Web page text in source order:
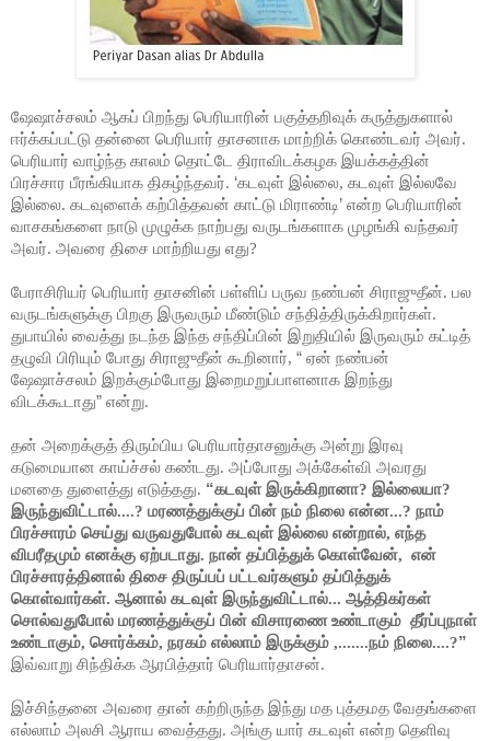
ஷேஷாச்சலம் ஆகப் பிறந்து பெரியாரின் பகுத்தறிவுக் கருத்துகளால்
ஈர்க்கப்பட்டு தன்னை பெரியார் தாசனாக மாற்றிக் கொண்டவர் அவர்.
பெரியார் வாழ்ந்த காலம் தொட்டே திராவிடக்கழக இயக்கத்தின்
பிரச்சார பீரங்கியாக திகழ்ந்தவர். ‘கடவுள் இல்லை, கடவுள் இல்லவே
இல்லை. கடவுளைக் கற்பித்தவன் காட்டு மிராண்டி’ என்ற பெரியாரின்
வாசகங்களை நாடு முழுக்க நாற்பது வருடங்களாக முழங்கி வந்தவர்
அவர். அவரை திசை மாற்றியது எது?
பேராசிரியர் பெரியார் தாசனின் பள்ளிப் பருவ நண்பன் சிராஜுதீன். பல
வருடங்களுக்கு பிறகு இருவரும் மீண்டும் சந்தித்திருக்கிறார்கள்.
துபாயில் வைத்து நடந்த இந்த சந்திப்பின் இறுதியில் இருவரும் கட்டித்
தழுவி பிரியும் போது சிராஜுதீன் கூறினார், “ ஏன் நண்பன்
ஷேஷாச்சலம் இறக்கும்போது இறைமறுப்பாளனாக இறந்து
விடக்கூடாது” என்று.
தன் அறைக்குத் திரும்பிய பெரியார்தாசனுக்கு அன்று இரவு
கடுமையான காய்ச்சல் கண்டது. அப்போது அக்கேள்வி அவரது
மனதை துளைத்து எடுத்தது. “கடவுள் இருக்கிறானா? இல்லையா?
இருந்துவிட்டால்....? மரணத்துக்குப் பின் நம் நிலை என்ன...? நாம்
பிரச்சாரம் செய்து வருவதுபோல் கடவுள் இல்லை என்றால், எந்த
விபரீதமும் எனக்கு ஏற்படாது. நான் தப்பித்துக் கொள்வேன், என்
பிரச்சாரத்தினால் திசை திருப்பப் பட்டவர்களும் தப்பித்துக்
கொள்வார்கள். ஆனால் கடவுள் இருந்துவிட்டால்... ஆத்திகர்கள்
சொல்வதுபோல் மரணத்துக்குப் பின் விசாரணை உண்டாகும் தீர்ப்புநாள்
உண்டாகும், சொர்க்கம், நரகம் எல்லாம் இருக்கும் ,.......நம் நிலை....?”
இவ்வாறு சிந்திக்க ஆரபித்தார் பெரியார்தாசன்.
இச்சிந்தனை அவரை தான் கற்றிருந்த இந்து மத புத்தமத வேதங்களை
எல்லாம் அலசி ஆராய வைத்தது. அங்கு யார் கடவுள் என்ற தெளிவு